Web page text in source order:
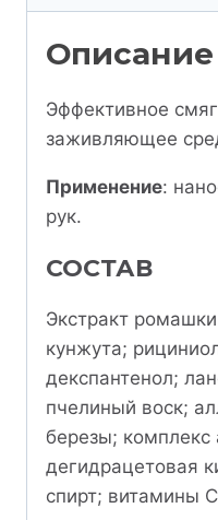
Описание
Эффективное
заживляющее
Применение:
рук.
СОСТАВ
Экстракт
кунжута;
декспантенол;
пчелиный воск;
березы; комплекс
дегидрацетовая
спирт; витамины